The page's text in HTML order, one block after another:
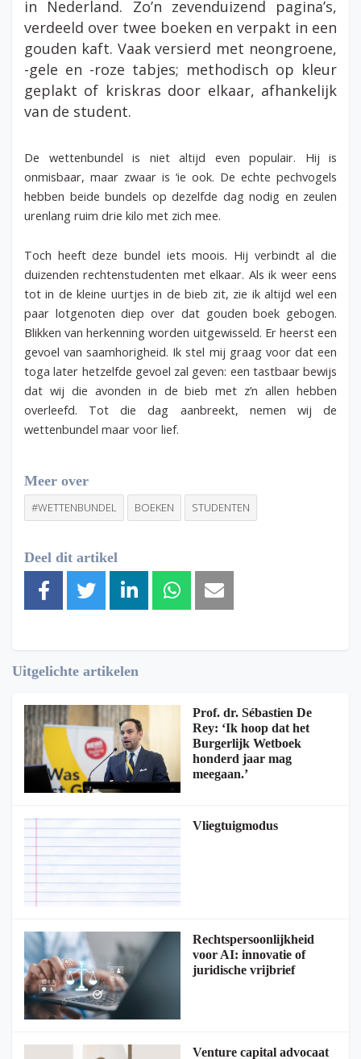
in Nederland. Zo’n zevenduizend pagina’s,
verdeeld over twee boeken en verpakt in een
gouden kaft. Vaak versierd met neongroene,
-gele en -roze tabjes; methodisch op kleur
geplakt of kriskras door elkaar, afhankelijk
van de student.
De wettenbundel is niet altijd even populair. Hij is
onmisbaar, maar zwaar is ‘ie ook. De echte pechvogels
hebben beide bundels op dezelfde dag nodig en zeulen
urenlang ruim drie kilo met zich mee.
Toch heeft deze bundel iets moois. Hij verbindt al die
duizenden rechtenstudenten met elkaar. Als ik weer eens
tot in de kleine uurtjes in de bieb zit, zie ik altijd wel een
paar lotgenoten diep over dat gouden boek gebogen.
Blikken van herkenning worden uitgewisseld. Er heerst een
gevoel van saamhorigheid. Ik stel mij graag voor dat een
toga later hetzelfde gevoel zal geven: een tastbaar bewijs
dat wij die avonden in de bieb met z’n allen hebben
overleefd. Tot die dag aanbreekt, nemen wij de
wettenbundel maar voor lief.
Meer over
#WETTENBUNDEL BOEKEN STUDENTEN
Deel dit artikel
Uitgelichte artikelen
Prof. dr. Sébastien De
Rey: ‘Ik hoop dat het
Burgerlijk Wetboek
honderd jaar mag
meegaan.’
Vliegtuigmodus
Rechtspersoonlijkheid
voor AI: innovatie of
juridische vrijbrief
Venture capital advocaat